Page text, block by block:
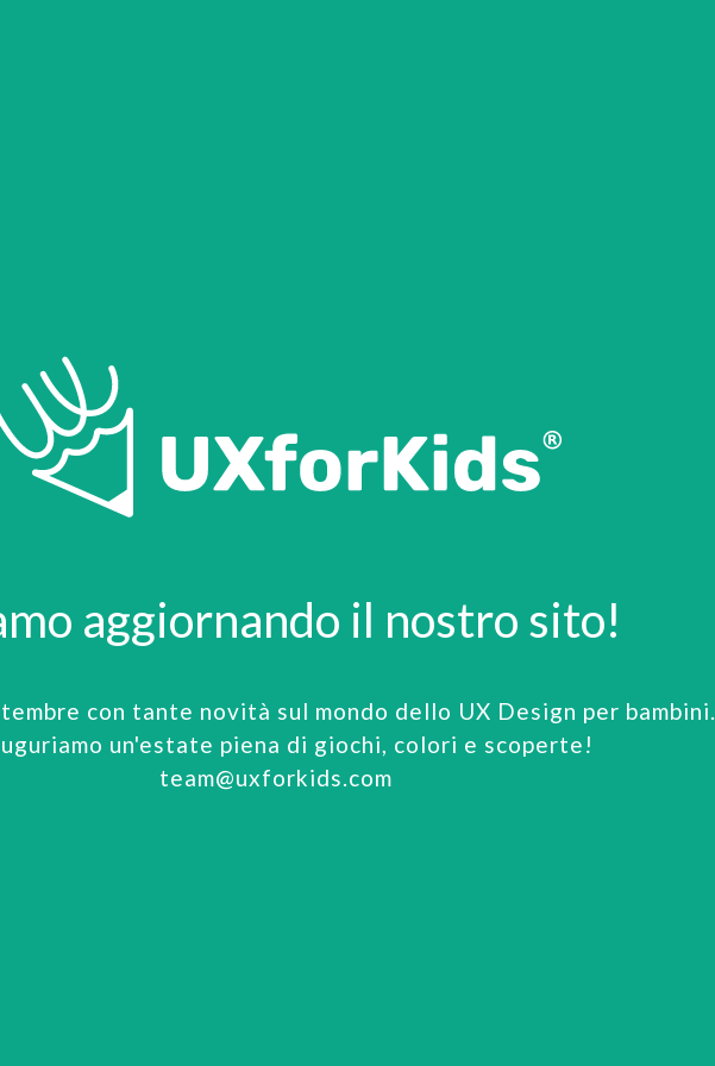
aggiornando il nostro sito!
con tante novità sul mondo dello UX Design per bambini.
un'estate piena di giochi, colori e scoperte!
team@uxforkids.com